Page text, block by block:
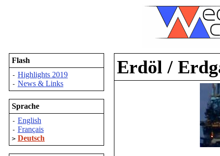
Flash
- Highlights 2019
- News & Links
Sprache
- English
- Français
> Deutsch
Erdöl /